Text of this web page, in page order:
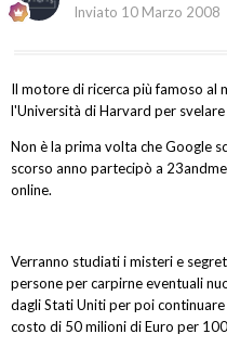
Inviato 10 Marzo 2008
Il motore di ricerca più famoso al
l'Università di Harvard per
Non è la prima volta che Google
scorso anno partecipò a
online.
Verranno studiati i misteri e
persone per carpirne eventuali
dagli Stati Uniti per poi continuare
costo di 50 milioni di Euro per